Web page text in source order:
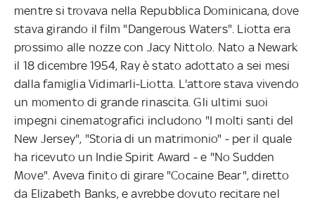
mentre si trovava nella Repubblica Dominicana, dove
stava girando il film "Dangerous Waters". Liotta era
prossimo alle nozze con Jacy Nittolo. Nato a Newark
il 18 dicembre 1954, Ray è stato adottato a sei mesi
dalla famiglia Vidimarli-Liotta. L'attore stava vivendo
un momento di grande rinascita. Gli ultimi suoi
impegni cinematografici includono "I molti santi del
New Jersey", "Storia di un matrimonio" - per il quale
ha ricevuto un Indie Spirit Award - e "No Sudden
Move". Aveva finito di girare "Cocaine Bear", diretto
da Elizabeth Banks, e avrebbe dovuto recitare nel